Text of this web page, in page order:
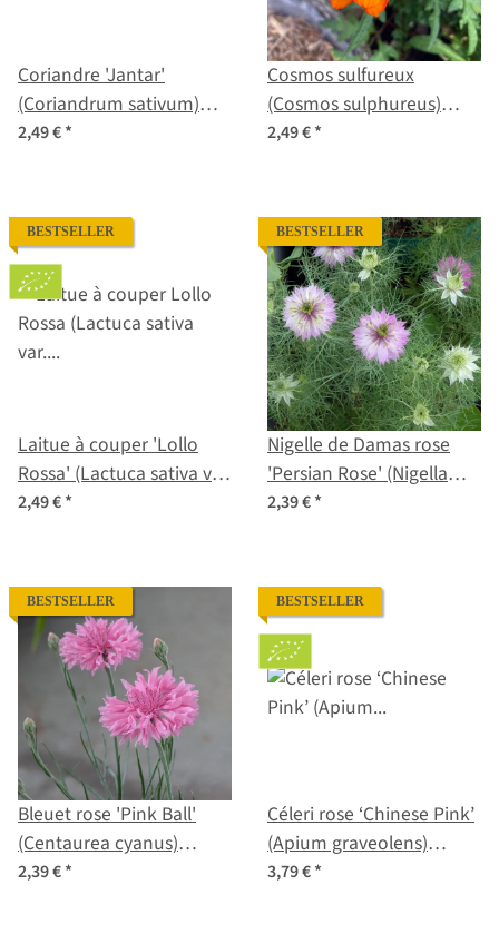
Coriandre 'Jantar'
(Coriandrum sativum)
graines
2,49 €*
Cosmos sulfureux
(Cosmos sulphureus)
graines
2,49 €*
BESTSELLER
Laitue à couper 'Lollo
Rossa' (Lactuca sativa var.
crispa) graines
2,49 €*
BESTSELLER
Nigelle de Damas rose
'Persian Rose' (Nigella
damascena) graines
2,39 €*
BESTSELLER
Bleuet rose 'Pink Ball'
(Centaurea cyanus)
Graines
2,39 €*
BESTSELLER
Céleri rose ‘Chinese Pink’
(Apium graveolens)
semences biologiques
3,79 €*